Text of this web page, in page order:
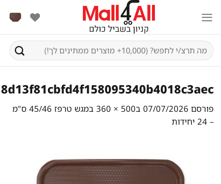
content
חיפוש
עבור:
8d13f81cbfd4f158095340b4018c3aec
פורסם 07/07/2026 ב500 × 360 ב
מגש טרפז 45/46 ס"מ
– 24 יחידות